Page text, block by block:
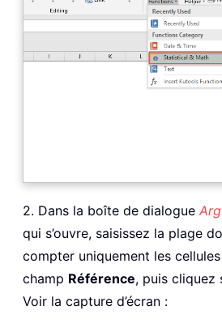
2. Dans la boîte de dialogue
qui s’ouvre, saisissez la plage
compter uniquement les
champ Référence, puis cliquez
Voir la capture d’écran :